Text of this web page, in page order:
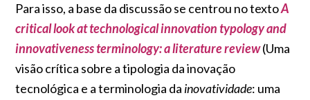
Para isso, a base da discussão se centrou no textoA
critical look at technological innovation typology and
innovativeness terminology: a literature review(Uma
visão crítica sobre a tipologia da inovação
tecnológica e a terminologia da inovatividade: uma